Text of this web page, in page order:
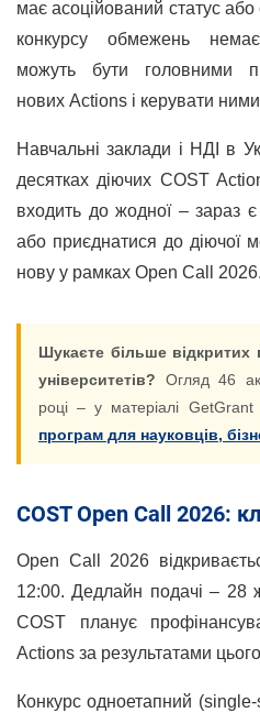
має асоційований статус або
конкурсу обмежень
можуть бути головними
нових Actions і керувати
Навчальні заклади і НДІ в
десятках діючих COST
входить до жодної – зараз
або приєднатися до діючої
нову у рамках Open Call 2026.
Шукаєте більше відкритих
університетів? Огляд 46
році – у матеріалі GetGrant
програм для науковців,
COST Open Call 2026:
Open Call 2026
12:00. Дедлайн подачі – 28
COST планує
Actions за результатами
Конкурс одноетапний